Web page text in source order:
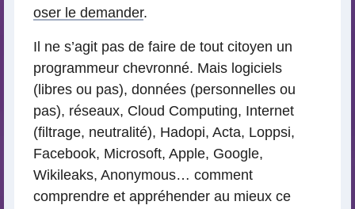
oser le demander.
Il ne s’agit pas de faire de tout citoyen un
programmeur chevronné. Mais logiciels
(libres ou pas), données (personnelles ou
pas), réseaux, Cloud Computing, Internet
(filtrage, neutralité), Hadopi, Acta, Loppsi,
Facebook, Microsoft, Apple, Google,
Wikileaks, Anonymous… comment
comprendre et appréhender au mieux ce